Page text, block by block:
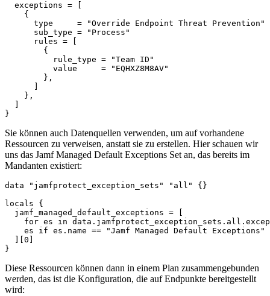
  exceptions = [
    {
      type     = "Override Endpoint Threat Prevention"
      sub_type = "Process"
      rules = [
        {
          rule_type = "Team ID"
          value     = "EQHXZ8M8AV"
        },
    },
Sie können auch Datenquellen verwenden, um auf vorhandene
Ressourcen zu verweisen, anstatt sie zu erstellen. Hier schauen wir
uns das Jamf Managed Default Exceptions Set an, das bereits im
Mandanten existiert:
data "jamfprotect_exception_sets" "all" {}
locals {
  jamf_managed_default_exceptions = [
for es in
    es if es.name == "Jamf Managed Default Exceptions"
  ][0]
Diese Ressourcen können dann in einem Plan zusammengebunden
werden, das ist die Konfiguration, die auf Endpunkte bereitgestellt
wird: